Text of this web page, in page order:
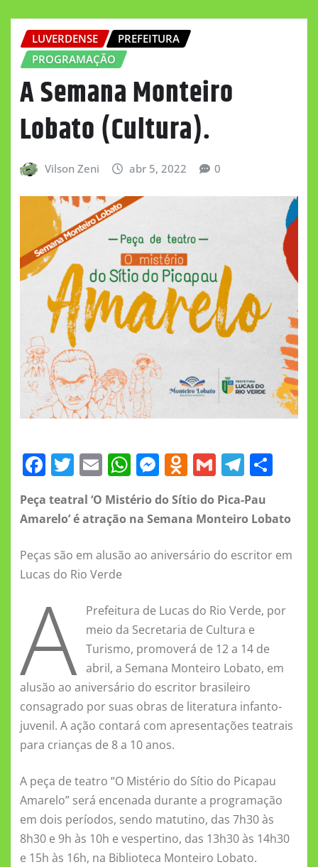
LUVERDENSE
PREFEITURA
PROGRAMAÇÃO
A Semana Monteiro
Lobato (Cultura).
Vilson Zeni abr 5, 2022 0
F
c
e
b
o
o
k
T
w
it
te
r
E
m
ai
l
W
h
at
s
A
p
M
e
ss
e
n
er
O
d
n
o
kl
ss
ni
ki
G
m
ai
l
T
el
e
gr
a
a
re
Peça teatral ‘O Mistério do Sítio do Pica-Pau
Amarelo’ é atração na Semana Monteiro Lobato
Peças são em alusão ao aniversário do escritor em
Lucas do Rio Verde
A
Prefeitura de Lucas do Rio Verde, por
meio da Secretaria de Cultura e
Turismo, promoverá de 12 a 14 de
abril, a Semana Monteiro Lobato, em
alusão ao aniversário do escritor brasileiro
consagrado por suas obras de literatura infanto-
juvenil. A ação contará com apresentações teatrais
para crianças de 8 a 10 anos.
A peça de teatro “O Mistério do Sítio do Picapau
Amarelo” será encenada durante a programação
em dois períodos, sendo matutino, das 7h30 às
8h30 e 9h às 10h e vespertino, das 13h30 às 14h30
e 15h às 16h, na Biblioteca Monteiro Lobato.